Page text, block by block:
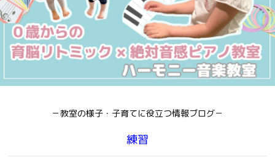
－教室の様子・子育てに役立つ情報ブログ－
練習